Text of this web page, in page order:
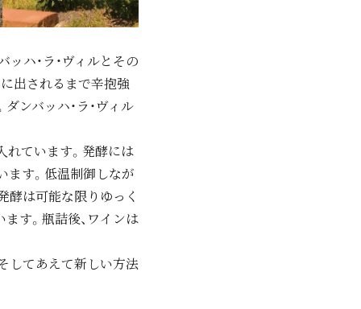
ハ・ラ・ヴィルとその
出されるまで辛抱強
ンバッハ・ラ・ヴィル
れています。発酵には
ます。低温制御しなが
酵は可能な限りゆっく
す。瓶詰後、ワインは
してあえて新しい方法